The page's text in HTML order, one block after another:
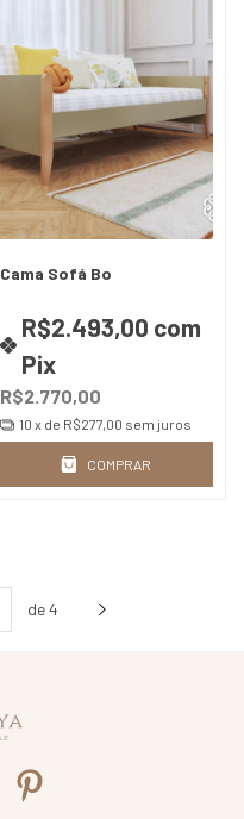
Cama Sofá Bo
R$2.770,00
R$2.493,00 com
Pix
10 x de R$277,00 sem juros
COMPRAR
de 4